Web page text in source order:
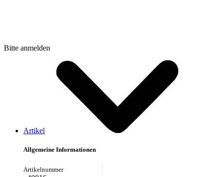
Bitte anmelden
Artikel
Allgemeine Informationen